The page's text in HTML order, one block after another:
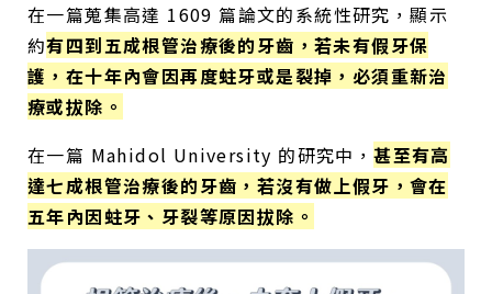
在一篇蒐集高達 1609 篇論文的系統性研究，顯示
約有四到五成根管治療後的牙齒，若未有假牙保
護，在十年內會因再度蛀牙或是裂掉，必須重新治
療或拔除。
在一篇 Mahidol University 的研究中，甚至有高
達七成根管治療後的牙齒，若沒有做上假牙，會在
五年內因蛀牙、牙裂等原因拔除。